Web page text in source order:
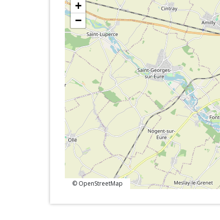
+
−
© OpenStreetMap